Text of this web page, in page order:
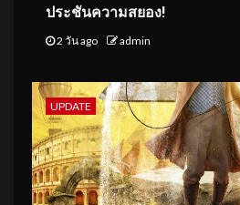
ประชันความสยอง!
2 วัน ago admin
UPDATE